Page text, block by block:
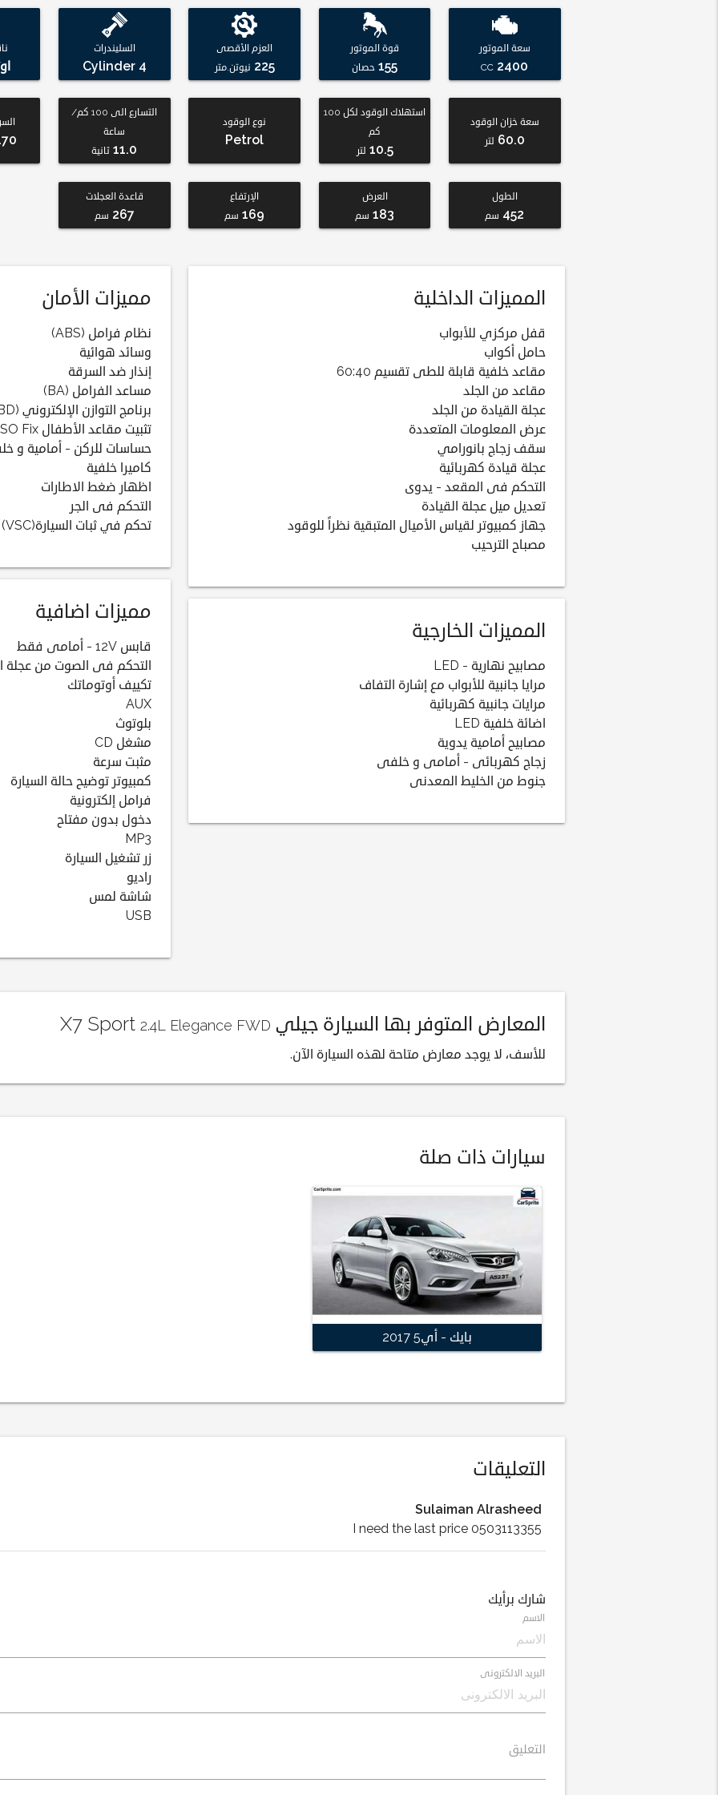
سعة الموتور
2400
CC
قوة الموتور
155 حصان
العزم الأقصى
225 نيوتن.متر
السليندرات
4 Cylinder
سعة خزان الوقود
60.0 لتر
استهلاك الوقود لكل 100
كم
10.5 لتر
نوع الوقود
Petrol
التسارع الى 100 كم/
ساعة
11.0 ثانية
الطول
452 سم
العرض
183 سم
الإرتفاع
169 سم
قاعدة العجلات
267 سم
المميزات الداخلية
قفل مركزي للأبواب
حامل أكواب
مقاعد خلفية قابلة للطى تقسيم 60:40
مقاعد من الجلد
عجلة القيادة من الجلد
عرض المعلومات المتعددة
سقف زجاج بانورامي
عجلة قيادة كهربائية
التحكم فى المقعد - يدوى
تعديل ميل عجلة القيادة
جهاز كمبيوتر لقياس الأميال المتبقية نظراً للوقود
مصباح الترحيب
المميزات الخارجية
مصابيح نهارية - LED
مرايا جانبية للأبواب مع إشارة التفاف
مرايات جانبية كهربائية
اضائة خلفية LED
مصابيح أمامية يدوية
زجاج كهربائى - أمامى و خلفى
جنوط من الخليط المعدنى
مميزات الأمان
نظام فرامل (ABS)
وسائد هوائية
إنذار ضد السرقة
مساعد الفرامل (BA)
برنامج التوازن الإلكتروني (EBD)
تثبيت مقاعد الأطفال ISO Fix
حساسات للركن - أمامية و
كاميرا خلفية
اظهار ضغط الاطارات
التحكم فى الجر
تحكم في ثبات السيارة(VSC)
مميزات اضافية
قابس 12V - أمامى فقط
التحكم فى الصوت من عجلة
تكييف أوتوماتك
AUX
بلوتوث
مشغل CD
مثبت سرعة
كمبيوتر توضيح حالة السيارة
فرامل إلكترونية
دخول بدون مفتاح
MP3
زر تشغيل السيارة
راديو
شاشة لمس
USB
المعارض المتوفر بها السيارة جيلي X7 Sport 2.4L Elegance FWD
للأسف، لا يوجد معارض متاحة لهذه السيارة الآن.
سيارات ذات صلة
بايك - أي5 2017
التعليقات
Sulaiman Alrasheed
I need the last price 0503113355
شارك برأيك
الاسم
البريد الالكترونى
التعليق